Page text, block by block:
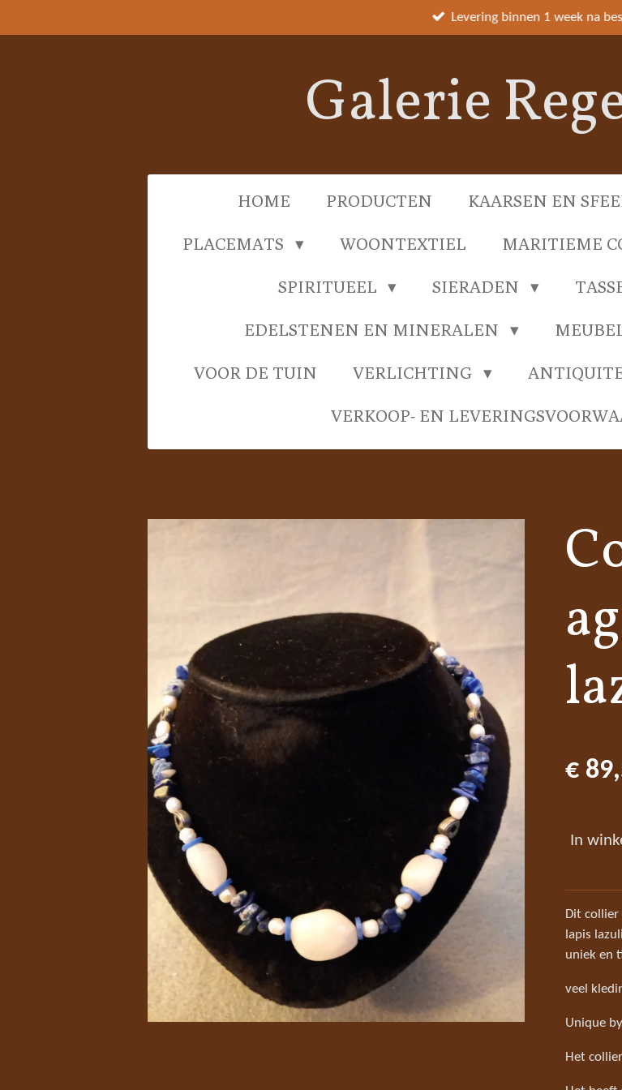
direct
Levering binnen 1 week na
Galerie
HOME PRODUCTEN KAARSEN EN
PLACEMATS WOONTEXTIEL MARITIEME
SPIRITUEEL SIERADEN
EDELSTENEN EN MINERALEN
VOOR DE TUIN VERLICHTING
VERKOOP- EN
€
In
Dit
lapis
uniek en
veel
Unique
Het